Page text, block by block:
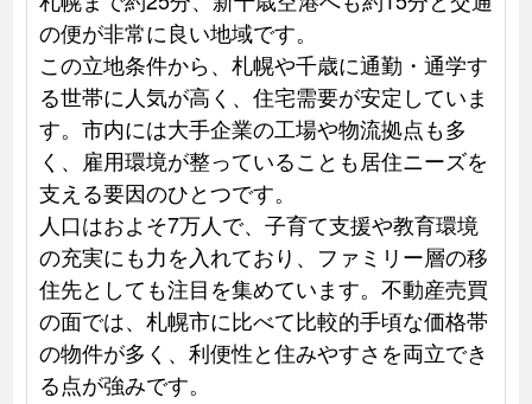
の便が非常に良い地域です。
この立地条件から、札幌や千歳に通勤・通学す
る世帯に人気が高く、住宅需要が安定していま
す。市内には大手企業の工場や物流拠点も多
く、雇用環境が整っていることも居住ニーズを
支える要因のひとつです。
人口はおよそ7万人で、子育て支援や教育環境
の充実にも力を入れており、ファミリー層の移
住先としても注目を集めています。不動産売買
の面では、札幌市に比べて比較的手頃な価格帯
の物件が多く、利便性と住みやすさを両立でき
る点が強みです。